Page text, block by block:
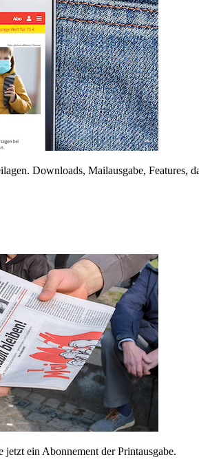
Downloads, Mailausgabe, Features,
jetzt ein Abonnement der Printausgabe.